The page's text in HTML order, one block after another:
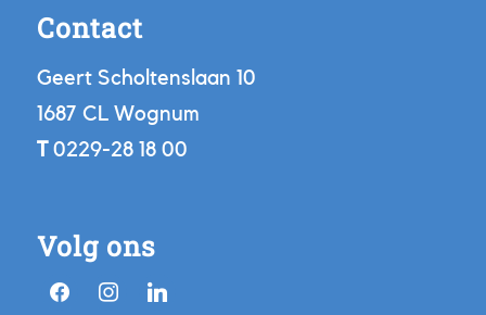
Contact
Geert Scholtenslaan 10
1687 CL Wognum
T0229-28 18 00
Volg ons
facebookinstagramlinkedin